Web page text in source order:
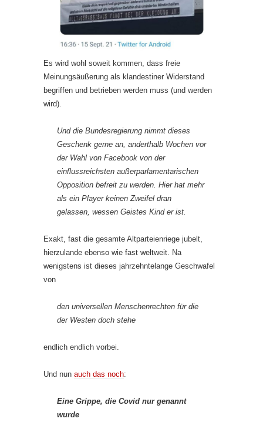
Es wird wohl soweit kommen, dass freie
Meinungsäußerung als klandestiner Widerstand
begriffen und betrieben werden muss (und werden
wird).
Und die Bundesregierung nimmt dieses
Geschenk gerne an, anderthalb Wochen vor
der Wahl von Facebook von der
einflussreichsten außerparlamentarischen
Opposition befreit zu werden. Hier hat mehr
als ein Player keinen Zweifel dran
gelassen, wessen Geistes Kind er ist.
Exakt, fast die gesamte Altparteienriege jubelt,
hierzulande ebenso wie fast weltweit. Na
wenigstens ist dieses jahrzehntelange Geschwafel
von
den universellen Menschenrechten für die
der Westen doch stehe
endlich endlich vorbei.
Und nun auch das noch:
Eine Grippe, die Covid nur genannt
wurde